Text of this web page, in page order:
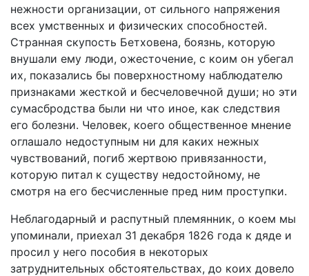
нежности организации, от сильного напряжения
всех умственных и физических способностей.
Странная скупость Бетховена, боязнь, которую
внушали ему люди, ожесточение, с коим он убегал
их, показались бы поверхностному наблюдателю
признаками жесткой и бесчеловечной души; но эти
сумасбродства были ни что иное, как следствия
его болезни. Человек, коего общественное мнение
оглашало недоступным ни для каких нежных
чувствований, погиб жертвою привязанности,
которую питал к существу недостойному, не
смотря на его бесчисленные пред ним проступки.
Неблагодарный и распутный племянник, о коем мы
упоминали, приехал 31 декабря 1826 года к дяде и
просил у него пособия в некоторых
затруднительных обстоятельствах, до коих довело